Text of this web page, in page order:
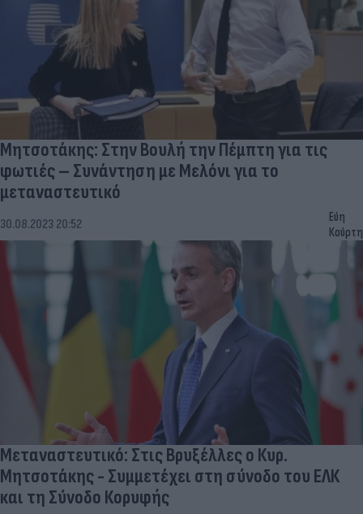
Μητσοτάκης: Στην Βουλή την Πέμπτη για τις
φωτιές – Συνάντηση με Μελόνι για το
μεταναστευτικό
30.08.2023 20:52
Εύη
Κούρτη
Μεταναστευτικό: Στις Βρυξέλλες ο Κυρ.
Μητσοτάκης - Συμμετέχει στη σύνοδο του ΕΛΚ
και τη Σύνοδο Κορυφής